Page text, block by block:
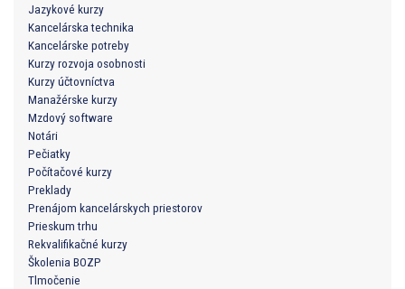
Jazykové kurzy
Kancelárska technika
Kancelárske potreby
Kurzy rozvoja osobnosti
Kurzy účtovníctva
Manažérske kurzy
Mzdový software
Notári
Pečiatky
Počítačové kurzy
Preklady
Prenájom kancelárskych priestorov
Prieskum trhu
Rekvalifikačné kurzy
Školenia BOZP
Tlmočenie